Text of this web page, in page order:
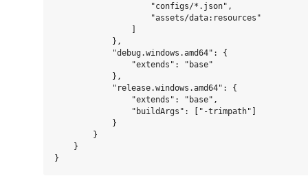
                    "configs/*.json",
                    "assets/data:resources"
            },
            "debug.windows.amd64": {
                "extends": "base"
            },
            "release.windows.amd64": {
                "extends": "base",
                "buildArgs": ["-trimpath"]
            }
        }
    }